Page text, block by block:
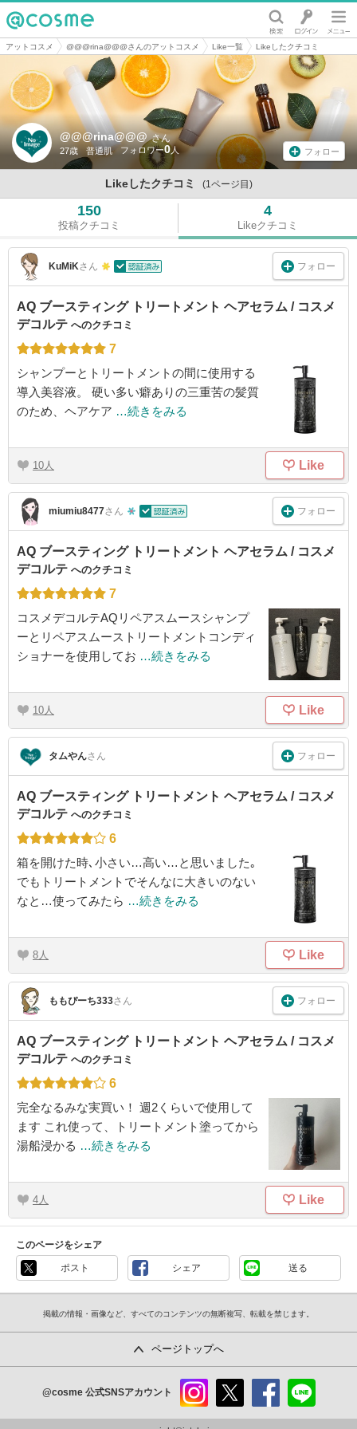
@cosme
アットコスメ @@@rina@@@さんのアットコスメ Like一覧 Likeしたクチコミ
@@@rina@@@ さん
27歳 普通肌 0 フォロー
Likeしたクチコミ (1ページ目)
150
投稿クチコミ
4
Likeクチコミ
KuMiKさん フォロー
AQ ブースティング トリートメント ヘアセラム / コスメ
デコルテ へのクチコミ
7
シャンプーとトリートメントの間に使用する
導入美容液。 硬い多い癖ありの三重苦の髪質
のため、ヘアケア …続きをみる
10 Like
miumiu8477さん フォロー
AQ ブースティング トリートメント ヘアセラム / コスメ
デコルテ へのクチコミ
7
コスメデコルテAQリペアスムースシャンプ
ーとリペアスムーストリートメントコンディ
ショナーを使用してお …続きをみる
10 Like
タムやんさん フォロー
AQ ブースティング トリートメント ヘアセラム / コスメ
デコルテ へのクチコミ
6
箱を開けた時､小さい…高い…と思いました｡
でもトリートメントでそんなに大きいのない
なと…使ってみたら …続きをみる
8 Like
ももぴーち333さん フォロー
AQ ブースティング トリートメント ヘアセラム / コスメ
デコルテ へのクチコミ
6
完全なるみな実買い！ 週2くらいで使用して
ます これ使って、トリートメント塗ってから
湯船浸かる …続きをみる
4 Like
このページをシェア
ポスト シェア 送る
掲載の情報・画像など、すべてのコンテンツの無断複写、転載を禁じます。
ページトップへ
@cosme 公式SNSアカウント